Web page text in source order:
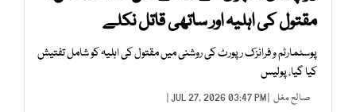
مقتول کی اہلیہ اور ساتھی قاتل نکلے
پوسٹمارٹم و فرانزک رپورٹ کی روشنی میں مقتول کی اہلیہ کو شامل تفتیش
کیا گیا، پولیس
صالح مغل | JUL 27, 2026 03:47 PM |